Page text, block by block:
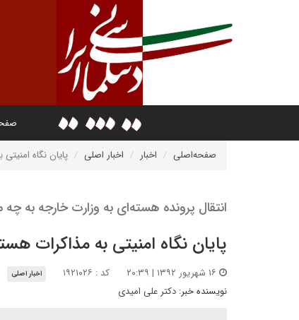
صفحه‌اصلی اخبار اخبار اصلی پایان نگاه
انتقال پرونده هسته‌ای به وزارت خارجه به
پایان نگاه امنیتی به مذاکرات
کد : ۱۹۲۱۰۲۶ اخبار اصلی
نویسنده خبر: دکتر علی امیدی